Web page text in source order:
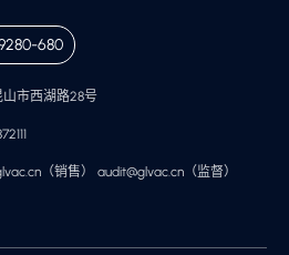
680
市西湖路28号
（销售） audit@glvac.cn （监督）